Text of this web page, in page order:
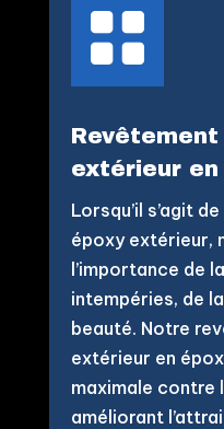

extérieur en
Lorsqu’il s’agit
époxy extérieur,
l’importance de
intempéries, de
beauté. Notre
extérieur en
maximale contre
améliorant